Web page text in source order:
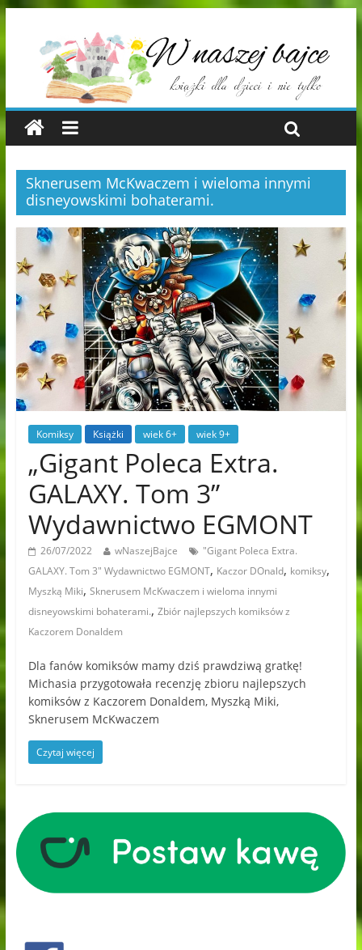
Sknerusem McKwaczem i wieloma innymi
disneyowskimi bohaterami.
Komiksy Książki wiek 6+ wiek 9+
„Gigant Poleca Extra.
GALAXY. Tom 3”
Wydawnictwo EGMONT
26/07/2022 wNaszejBajce
"Gigant Poleca Extra.
GALAXY. Tom 3" Wydawnictwo EGMONT, Kaczor DOnald, komiksy,
Myszką Miki, Sknerusem McKwaczem i wieloma innymi
disneyowskimi bohaterami., Zbiór najlepszych komiksów z
Kaczorem Donaldem
Dla fanów komiksów mamy dziś prawdziwą gratkę!
Michasia przygotowała recenzję zbioru najlepszych
komiksów z Kaczorem Donaldem, Myszką Miki,
Sknerusem McKwaczem
Czytaj więcej